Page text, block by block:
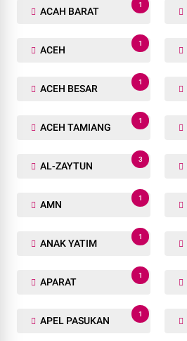
ACAH BARAT
1
ACEH
1
ACEH BESAR
1
ACEH TAMIANG
1
AL-ZAYTUN
3
AMN
1
ANAK YATIM
1
APARAT
1
APEL PASUKAN
1